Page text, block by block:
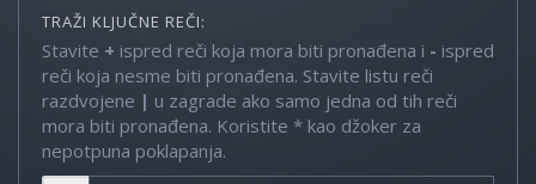
TRAŽI KLJUČNE REČI:
Stavite + ispred reči koja mora biti pronađena i - ispred
reči koja nesme biti pronađena. Stavite listu reči
razdvojene | u zagrade ako samo jedna od tih reči
mora biti pronađena. Koristite * kao džoker za
nepotpuna poklapanja.